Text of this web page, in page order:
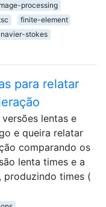
processing
finite-element
navier-stokes
para relatar
lentas e
e queira relatar
comparando os
lenta times e a
produzindo times (